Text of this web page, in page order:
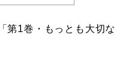
第1巻・もっとも大切な